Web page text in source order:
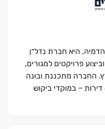
היא חברת נדל״ן
פרויקטים למגורים,
החברה מתכננת ובונה
אלפי יחידות דיור – מעל 4,000 דירות – במוקדי ביקוש
בית שמש, אשקלון, בת ים,